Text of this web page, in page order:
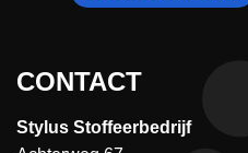
CONTACT
Stylus Stoffeerbedrijf